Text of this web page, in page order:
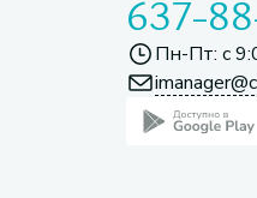
637-
Пн-Пт: с